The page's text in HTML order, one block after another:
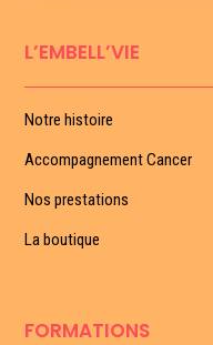
L’EMBELL’VIE
Notre histoire
Accompagnement Cancer
Nos prestations
La boutique
FORMATIONS